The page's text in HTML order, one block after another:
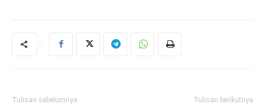
Tulisan sebelumnya Tulisan berikutnya